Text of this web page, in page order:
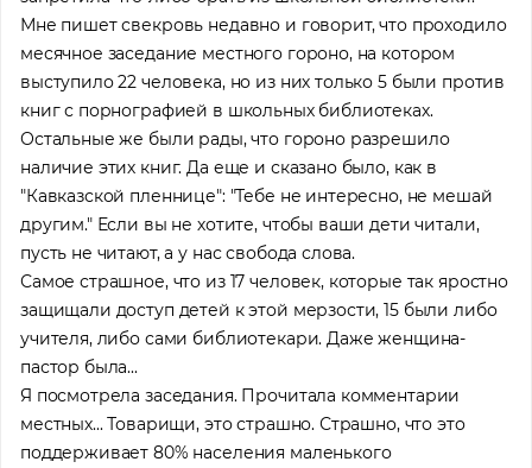
Мне пишет свекровь недавно и говорит, что проходило
месячное заседание местного гороно, на котором
выступило 22 человека, но из них только 5 были против
книг с порнографией в школьных библиотеках.
Остальные же были рады, что гороно разрешило
наличие этих книг. Да еще и сказано было, как в
"Кавказской пленнице": "Тебе не интересно, не мешай
другим." Если вы не хотите, чтобы ваши дети читали,
пусть не читают, а у нас свобода слова.
Самое страшное, что из 17 человек, которые так яростно
защищали доступ детей к этой мерзости, 15 были либо
учителя, либо сами библиотекари. Даже женщина-
пастор была...
Я посмотрела заседания. Прочитала комментарии
местных... Товарищи, это страшно. Страшно, что это
поддерживает 80% населения маленького